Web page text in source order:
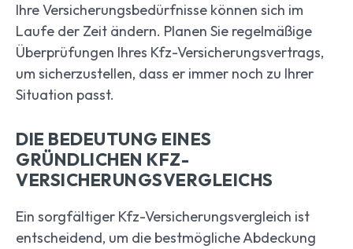
Ihre Versicherungsbedürfnisse können sich im
Laufe der Zeit ändern. Planen Sie regelmäßige
Überprüfungen Ihres Kfz-Versicherungsvertrags,
um sicherzustellen, dass er immer noch zu Ihrer
Situation passt.
DIE BEDEUTUNG EINES
GRÜNDLICHEN KFZ-
VERSICHERUNGSVERGLEICHS
Ein sorgfältiger Kfz-Versicherungsvergleich ist
entscheidend, um die bestmögliche Abdeckung